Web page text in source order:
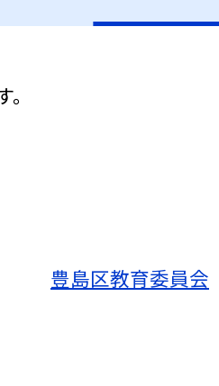
豊島区教育委員会